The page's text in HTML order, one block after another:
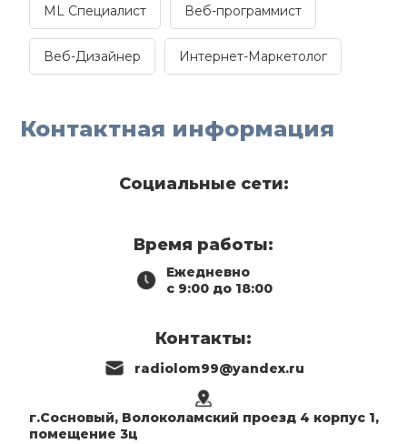
ML Специалист Веб-программист
Веб-Дизайнер Интернет-Маркетолог
Контактная информация
Социальные сети:
Время работы:
Ежедневно
с 9:00 до 18:00
Контакты:
radiolom99@yandex.ru
г.Сосновый, Волоколамский проезд 4 корпус 1,
помещение 3ц